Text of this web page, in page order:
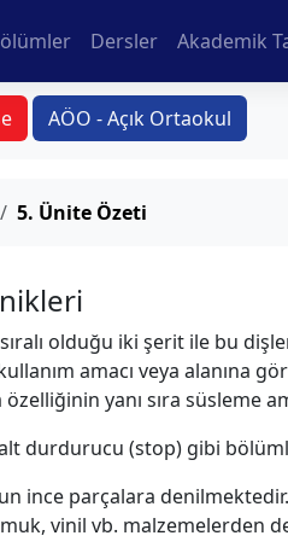
Dersler Akademik
AÖO - Açık Ortaokul
5. Ünite Özeti
olduğu iki şerit ile bu
amacı veya alanına
yanı sıra süsleme
durdurucu (stop) gibi
ince parçalara
vinil vb. malzemelerden